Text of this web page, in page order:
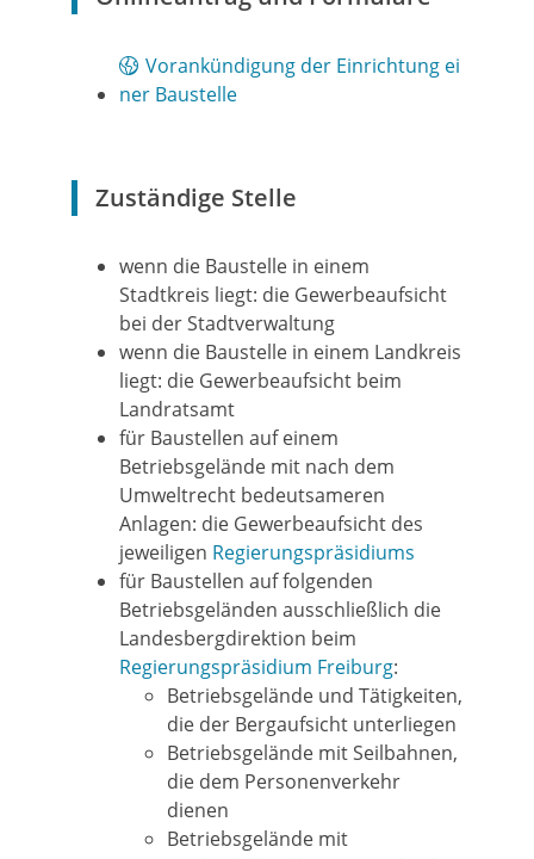
Vorankündigung der Einrichtung ei
ner Baustelle
Zuständige Stelle
wenn die Baustelle in einem
Stadtkreis liegt: die Gewerbeaufsicht
bei der Stadtverwaltung
wenn die Baustelle in einem Landkreis
liegt: die Gewerbeaufsicht beim
Landratsamt
für Baustellen auf einem
Betriebsgelände mit nach dem
Umweltrecht bedeutsameren
Anlagen: die Gewerbeaufsicht des
jeweiligen Regierungspräsidiums
für Baustellen auf folgenden
Betriebsgeländen ausschließlich die
Landesbergdirektion beim
Regierungspräsidium Freiburg:
Betriebsgelände und Tätigkeiten,
die der Bergaufsicht unterliegen
Betriebsgelände mit Seilbahnen,
die dem Personenverkehr
dienen
Betriebsgelände mit